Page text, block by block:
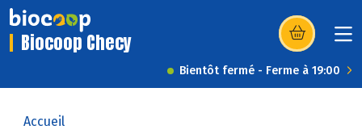
Biocoop Checy (s’ouvre dans
Bientôt fermé - Ferme à 19:00
Accueil